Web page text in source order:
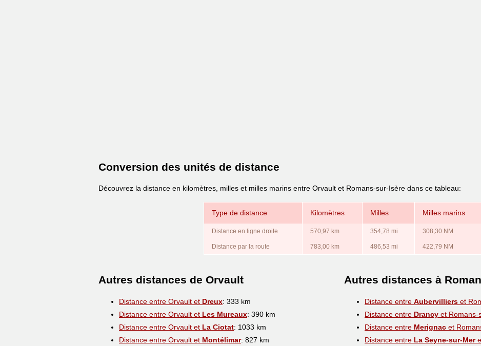
Conversion des unités de distance
Découvrez la distance en kilomètres, milles et milles marins entre Orvault et Romans-sur-Isère dans ce tableau:
Type de distance Kilomètres Milles Milles marins
Distance en ligne droite 570,97 km 354,78 mi 308,30 NM
Distance par la route 783,00 km 486,53 mi 422,79 NM
Autres distances de Orvault
Distance entre Orvault et Dreux: 333 km
Distance entre Orvault et Les Mureaux: 390 km
Distance entre Orvault et La Ciotat: 1033 km
Distance entre Orvault et Montélimar: 827 km
Autres distances à
Distance entre Aubervilliers et
Distance entre Drancy et Romans-
Distance entre Merignac et
Distance entre La Seyne-sur-Mer